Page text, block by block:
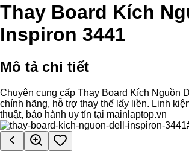
Thay Board Kích
Inspiron 3441
Mô tả chi tiết
Chuyên cung cấp Thay Board Kích Nguồn
chính hãng, hỗ trợ thay thế lấy liền. Linh
thuật, bảo hành uy tín tại mainlaptop.vn